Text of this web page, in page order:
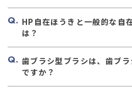
HP自在ほうきと一般的な自
は？
歯ブラシ型ブラシは、歯ブ
ですか？